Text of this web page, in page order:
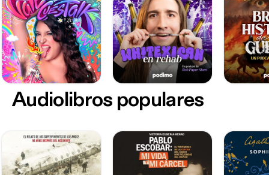
Audiolibros populares